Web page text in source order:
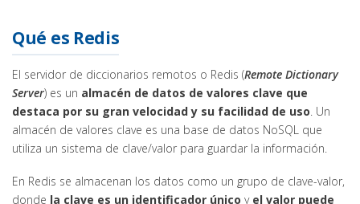
Qué es Redis
El servidor de diccionarios remotos o Redis (Remote Dictionary
Server) es un almacén de datos de valores clave que
destaca por su gran velocidad y su facilidad de uso. Un
almacén de valores clave es una base de datos NoSQL que
utiliza un sistema de clave/valor para guardar la información.
En Redis se almacenan los datos como un grupo de clave-valor,
donde la clave es un identificador único y el valor puede